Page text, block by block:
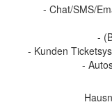
- Chat/SMS/
-
- Kunden
-